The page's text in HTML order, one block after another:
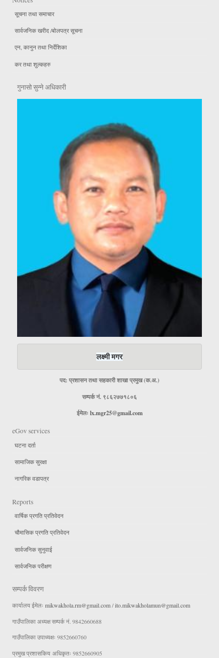
सूचना तथा समाचार
सार्वजनिक खरीद /बोलपत्र सूचना
एन, कानुन तथा निर्देशिका
कर तथा शुल्कहरु
गुनासो सुन्ने अधिकारी
लक्ष्मी मगर
पद: प्रशासन तथा सहकारी शाखा प्रमुख (क.अ.)
सम्पर्क नं. ९८६२७७१८०६
ईमेलः lx.mgr25@gmail.com
eGov services
घटना दर्ता
सामाजिक सुरक्षा
नागरिक वडापत्र
Reports
वार्षिक प्रगति प्रतिवेदन
चौमासिक प्रगति प्रतिवेदन
सार्वजनिक सुनुवाई
सार्वजनिक परीक्षण
सम्पर्क विवरण
कार्यालय ईमेलः mikwakhola.rm@gmail.com/ito.mikwakholamun@gmail.com
गाउँपालिका अध्यक्ष सम्पर्क नं. 9842660688
गाउँपालिका उपाध्यक्षः 9852660760
प्रमुख प्रशासकिय अधिकृतः 9852660905